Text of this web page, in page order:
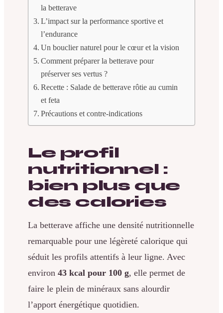
la betterave
L’impact sur la performance sportive et
l’endurance
Un bouclier naturel pour le cœur et la vision
Comment préparer la betterave pour
préserver ses vertus ?
Recette : Salade de betterave rôtie au cumin
et feta
Précautions et contre-indications
Le profil
nutritionnel :
bien plus que
des calories
La betterave affiche une densité nutritionnelle
remarquable pour une légèreté calorique qui
séduit les profils attentifs à leur ligne. Avec
environ 43 kcal pour 100 g, elle permet de
faire le plein de minéraux sans alourdir
l’apport énergétique quotidien.